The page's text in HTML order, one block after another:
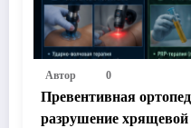
Автор 0
Превентивная
разрушение хрящевой